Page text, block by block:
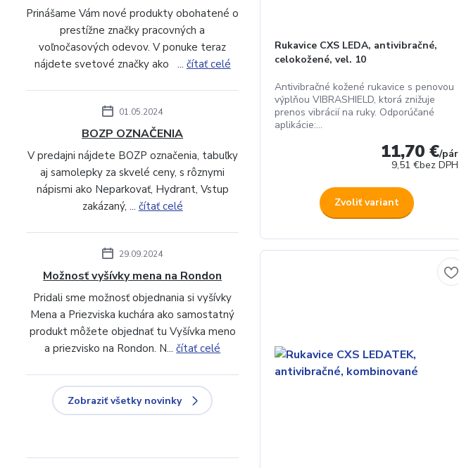
Rukavice CXS LEDA, antivibračné,
celokožené, vel. 10
Antivibračné kožené rukavice s penovou
výplňou VIBRASHIELD, ktorá znižuje
prenos vibrácií na ruky. Odporúčané
aplikácie:...
11,70 €/pár
9,51 €bez DPH
Zvoliť variant
Prinášame Vám nové produkty obohatené o
prestížne značky pracovných a
voľnočasových odevov. V ponuke teraz
nájdete svetové značky ako ... čítať celé
01.05.2024
BOZP OZNAČENIA
V predajni nájdete BOZP označenia, tabuľky
aj samolepky za skvelé ceny, s rôznymi
nápismi ako Neparkovať, Hydrant, Vstup
zakázaný, ... čítať celé
29.09.2024
Možnosť vyšívky mena na Rondon
Pridali sme možnosť objednania si vyšívky
Mena a Priezviska kuchára ako samostatný
produkt môžete objednať tu Vyšívka meno
a priezvisko na Rondon. N...čítať celé
Zobraziť všetky novinky